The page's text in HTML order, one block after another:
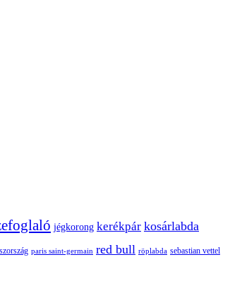
jégkorong kerékpár kosárlabda
paris saint-germain red bull röplabda sebastian vettel